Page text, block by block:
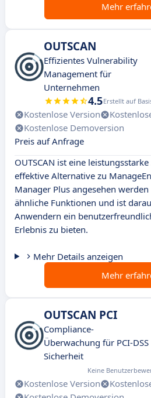
Mehr
OUTSCAN
Effizientes Vulnerability
Management für
Unternehmen
4.5Erstellt auf
Kostenlose Version
Kostenlose Demoversion
Preis auf Anfrage
OUTSCAN ist eine
effektive Alternative zu
Manager Plus angesehen
ähnliche Funktionen und ist
Anwendern ein
Erlebnis zu bieten.
Mehr Details anzeigen
Mehr
OUTSCAN PCI
Compliance-
Überwachung für PCI-DSS
Sicherheit
Keine
Kostenlose Version